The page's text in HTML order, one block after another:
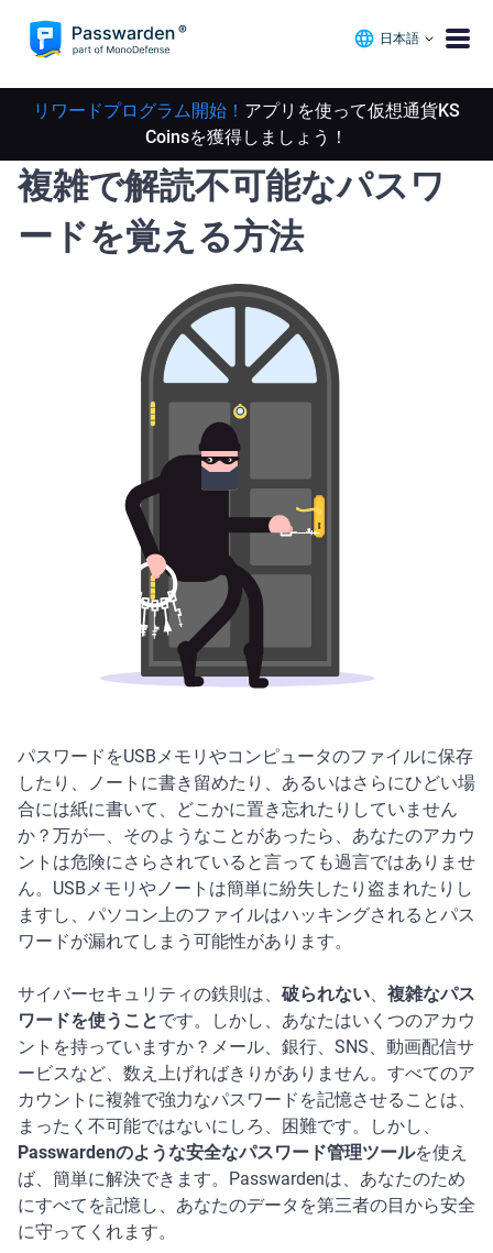
日本語
リワードプログラム開始！ アプリを使って仮想通貨KS
Coinsを獲得しましょう！
複雑で解読不可能なパスワ
ードを覚える方法
パスワードをUSBメモリやコンピュータのファイルに保存
したり、ノートに書き留めたり、あるいはさらにひどい場
合には紙に書いて、どこかに置き忘れたりしていません
か？万が一、そのようなことがあったら、あなたのアカウ
ントは危険にさらされていると言っても過言ではありませ
ん。USBメモリやノートは簡単に紛失したり盗まれたりし
ますし、パソコン上のファイルはハッキングされるとパス
ワードが漏れてしまう可能性があります。
サイバーセキュリティの鉄則は、 破られない
複雑なパス
ワードを使うことです。しかし、あなたはいくつのアカウ
ントを持っていますか？メール、銀行、SNS、動画配信サ
ービスなど、数え上げればきりがありません。すべてのア
カウントに複雑で強力なパスワードを記憶させることは、
まったく不可能ではないにしろ、困難です。しかし、
Passwardenのような安全なパスワード管理ツールを使え
ば、簡単に解決できます。Passwardenは、あなたのため
にすべてを記憶し、あなたのデータを第三者の目から安全
に守ってくれます。